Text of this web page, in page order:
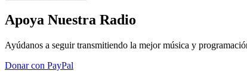
Apoya Nuestra Radio
Ayúdanos a seguir transmitiendo la mejor música y
Donar con PayPal